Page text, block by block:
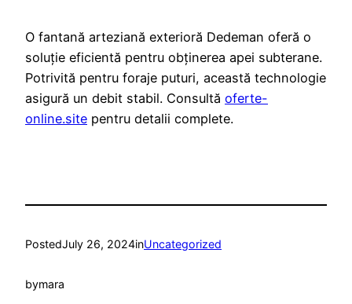
O fantană arteziană exterioră Dedeman oferă o
soluție eficientă pentru obținerea apei subterane.
Potrivită pentru foraje puturi, această technologie
asigură un debit stabil. Consultă oferte-
online.site pentru detalii complete.
PostedJuly 26, 2024inUncategorized
bymara